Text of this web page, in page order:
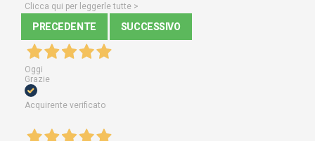
Clicca qui per leggerle tutte >
PRECEDENTE SUCCESSIVO
Oggi
Grazie
Acquirente verificato